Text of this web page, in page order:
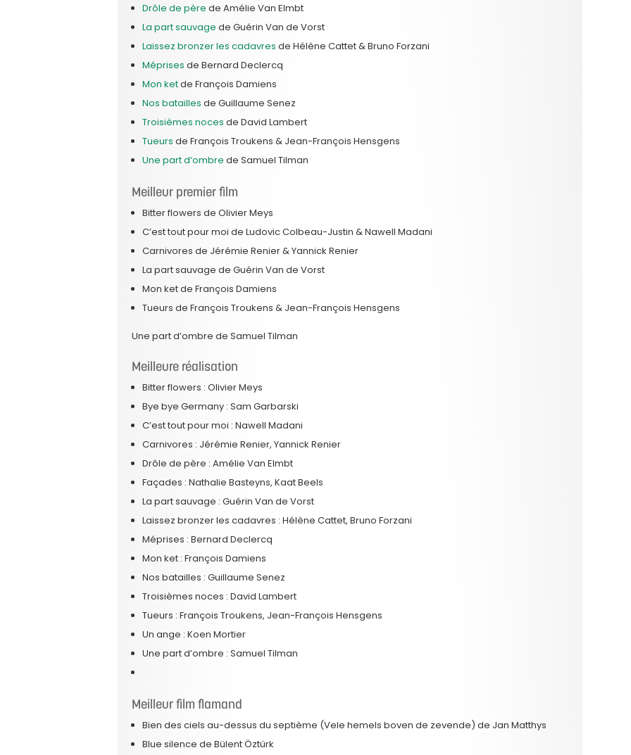
Drôle de père de Amélie Van Elmbt
La part sauvage de Guérin Van de Vorst
Laissez bronzer les cadavres de Hélène Cattet & Bruno Forzani
Méprises de Bernard Declercq
Mon ketde François Damiens
Nos batailles de Guillaume Senez
Troisièmes noces de David Lambert
Tueurs de François Troukens & Jean-François Hensgens
Une part d’ombre de Samuel Tilman
Meilleur premier film
Bitter flowers de Olivier Meys
C’est tout pour moi de Ludovic Colbeau-Justin & Nawell Madani
Carnivores de Jérémie Renier & Yannick Renier
La part sauvage de Guérin Van de Vorst
Mon ket de François Damiens
Tueurs de François Troukens & Jean-François Hensgens
Une part d’ombre de Samuel Tilman
Meilleure réalisation
Bitter flowers : Olivier Meys
Bye bye Germany : Sam Garbarski
C’est tout pour moi : Nawell Madani
Carnivores : Jérémie Renier, Yannick Renier
Drôle de père : Amélie Van Elmbt
Façades : Nathalie Basteyns, Kaat Beels
La part sauvage : Guérin Van de Vorst
Laissez bronzer les cadavres : Hélène Cattet, Bruno Forzani
Méprises : Bernard Declercq
Mon ket : François Damiens
Nos batailles : Guillaume Senez
Troisièmes noces : David Lambert
Tueurs : François Troukens, Jean-François Hensgens
Un ange : Koen Mortier
Une part d’ombre : Samuel Tilman
Meilleur film flamand
Bien des ciels au-dessus du septième (Vele hemels boven de zevende) de Jan Matthys
Blue silence de Bülent Öztürk